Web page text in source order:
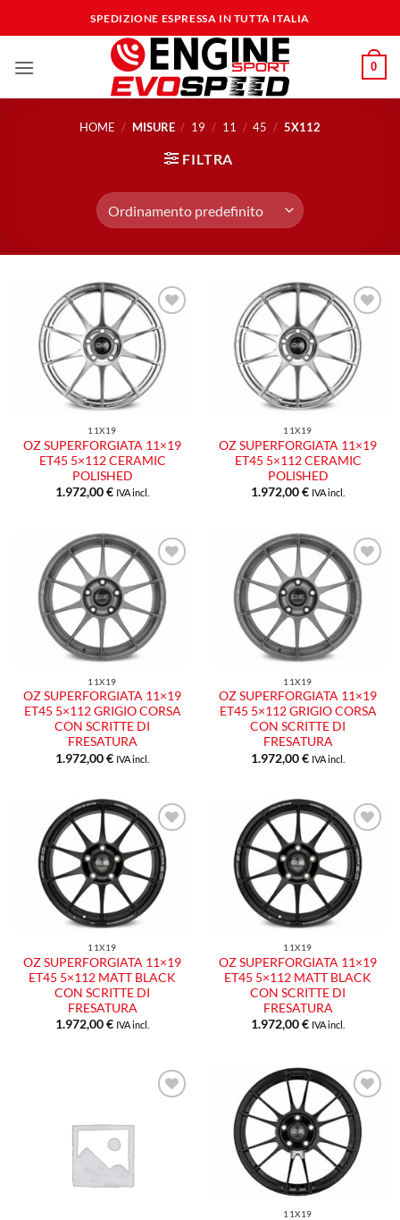
ai
SPEDIZIONE ESPRESSA IN TUTTA ITALIA
0
HOME / MISURE / 19 / 11 / 45 / 5X112
FILTRA
Aggiungi
alla lista
dei
desideri
11X19
OZ SUPERFORGIATA 11×19
ET45 5×112 CERAMIC
POLISHED
1.972,00€ IVA incl.
Aggiungi
alla lista
dei
desideri
11X19
OZ SUPERFORGIATA 11×19
ET45 5×112 CERAMIC
POLISHED
1.972,00€ IVA incl.
Aggiungi
alla lista
dei
desideri
11X19
OZ SUPERFORGIATA 11×19
ET45 5×112 GRIGIO CORSA
CON SCRITTE DI
FRESATURA
1.972,00€ IVA incl.
Aggiungi
alla lista
dei
desideri
11X19
OZ SUPERFORGIATA 11×19
ET45 5×112 GRIGIO CORSA
CON SCRITTE DI
FRESATURA
1.972,00€ IVA incl.
Aggiungi
alla lista
dei
desideri
11X19
OZ SUPERFORGIATA 11×19
ET45 5×112 MATT BLACK
CON SCRITTE DI
FRESATURA
1.972,00€ IVA incl.
Aggiungi
alla lista
dei
desideri
11X19
OZ SUPERFORGIATA 11×19
ET45 5×112 MATT BLACK
CON SCRITTE DI
FRESATURA
1.972,00€ IVA incl.
Aggiungi
alla lista
dei
desideri
11X19